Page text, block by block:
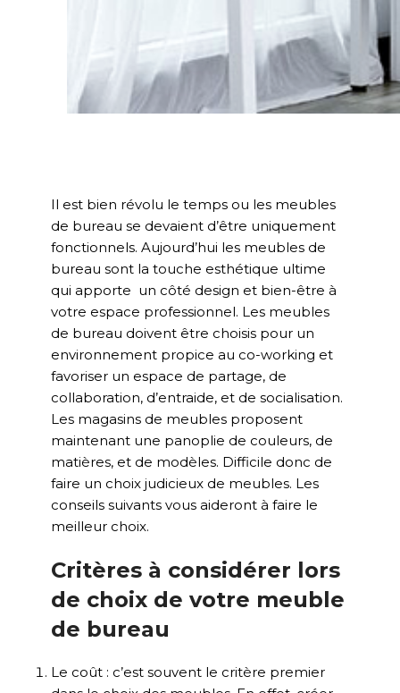
Il est bien révolu le temps ou les meubles
de bureau se devaient d’être uniquement
fonctionnels. Aujourd’hui les meubles de
bureau sont la touche esthétique ultime
qui apporte un côté design et bien-être à
votre espace professionnel. Les meubles
de bureau doivent être choisis pour un
environnement propice au co-working et
favoriser un espace de partage, de
collaboration, d’entraide, et de socialisation.
Les magasins de meubles proposent
maintenant une panoplie de couleurs, de
matières, et de modèles. Difficile donc de
faire un choix judicieux de meubles. Les
conseils suivants vous aideront à faire le
meilleur choix.
Critères à considérer lors
de choix de votre meuble
de bureau
Le coût : c’est souvent le critère premier